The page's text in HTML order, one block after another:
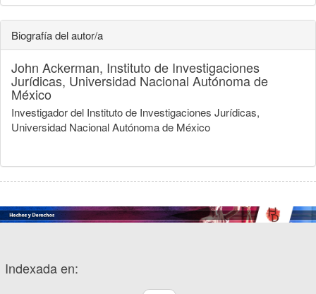
Biografía del autor/a
John Ackerman, Instituto de Investigaciones
Jurídicas, Universidad Nacional Autónoma de
México
Investigador del Instituto de Investigaciones Jurídicas,
Universidad Nacional Autónoma de México
Indexada en: